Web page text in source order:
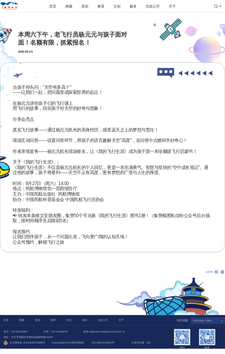
首页 典藏 展览 教育 文创 服务 信息公开 关于
本周六下午，老飞行员杨元元与孩子面对
面！名额有限，抓紧报名！
2025-09-25
当孩子仰头问：“天空有多高？”
——让我们一起，把问题变成探索世界的起点！
在杨元元讲给孩子们的飞行课上
用飞行的故事，回应孩子对天空的好奇与想象！
分享会亮点
真实飞行故事——通过杨元元机长的亲身经历，感受蓝天之上的梦想与责任！
现场互动问答——设置问答环节，用孩子的语言趣解天空"高度"，在问答中点燃科学好奇心！
作者亲笔签售——杨元元机长现场签名，让《我的飞行生涯》成为孩子第一本珍藏级飞行启蒙书！
关于《我的飞行生涯》：
《我的飞行生涯》不仅是杨元元机长的个人回忆，更是一本充满勇气、智慧与坚持的“空中成长笔记”。通
过他的故事，孩子将看到——天空不止有高度，更有梦想的广度与人生的厚度。
时间：9月27日（周六）14:00
地点：民航博物馆负一层西报告厅
主办：中国民航出版社 民航博物馆
协办：中国民航科普基金会 中国民航飞行员协会
转发福利：
📢 转发本条推文至朋友圈，集赞50个可兑换《我的飞行生涯》图书1册！（集赞截图私信给公众号后台领
取，按时间顺序先后限前5名）
报名预约
让我们陪伴孩子，从一个问题出发，飞向更广阔的认知天地！
公众号预约，解锁飞行之旅
分享到
相关链接
首页 典藏 展览 教育 文创 服务 信息公开 关于
微信 微博
电话：010-84323666 传真：010-84323600 邮箱:publicservice@caacmuseum.cn
地址：北京市朝阳区首都机场辅路民航200号
京公网安备 11010502035898号
Copyright@2018 民航博物馆 京ICP备16029095号 文章访问量：916